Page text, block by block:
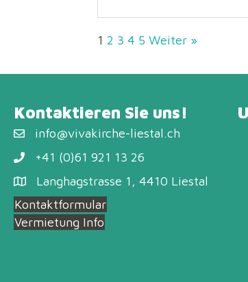
1 2 3 4 5 Weiter »
Kontaktieren Sie uns!
info@vivakirche-liestal.ch
+41 (0)61 921 13 26
Langhagstrasse 1, 4410 Liestal
Kontaktformular
Vermietung Info